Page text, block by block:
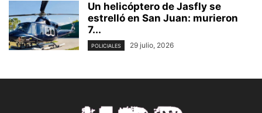
Un helicóptero de Jasfly se
estrelló en San Juan: murieron
7...
POLICIALES 29 julio, 2026